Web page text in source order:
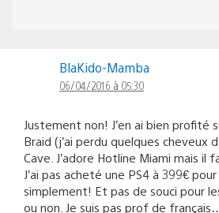
BlaKido-Mamba
06/04/2016 à 05:30
Justement non! J’en ai bien profité
Braid (j’ai perdu quelques cheveux
Cave. J’adore Hotline Miami mais
J’ai pas acheté une PS4 à 399€
simplement! Et pas de souci pour
ou non. Je suis pas prof de